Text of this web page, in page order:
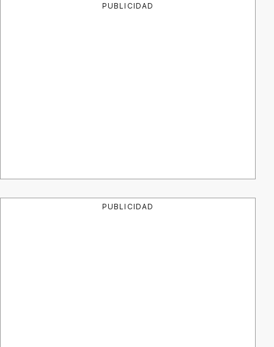
PUBLICIDAD
PUBLICIDAD